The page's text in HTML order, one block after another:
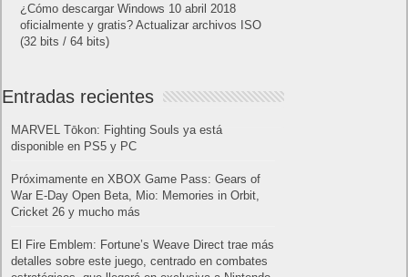
¿Cómo descargar Windows 10 abril 2018
oficialmente y gratis? Actualizar archivos ISO
(32 bits / 64 bits)
Entradas recientes
MARVEL Tōkon: Fighting Souls ya está
disponible en PS5 y PC
Próximamente en XBOX Game Pass: Gears of
War E-Day Open Beta, Mio: Memories in Orbit,
Cricket 26 y mucho más
El Fire Emblem: Fortune’s Weave Direct trae más
detalles sobre este juego, centrado en combates